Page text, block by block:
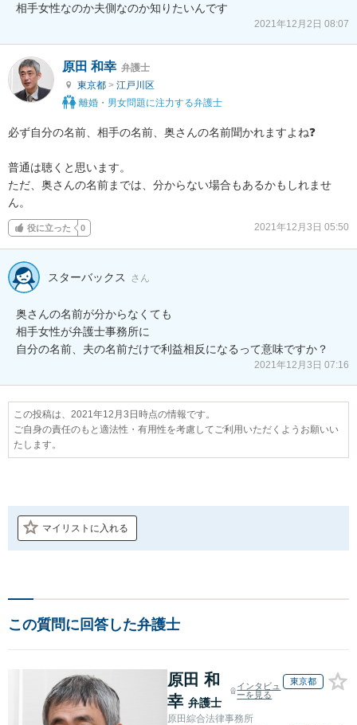
相手女性なのか夫側なのか知りたいんです
2021年12月2日 08:07
原田 和幸 弁護士
東京都 > 江戸川区
離婚・男女問題に注力する弁護士
必ず自分の名前、相手の名前、奥さんの名前聞かれますよね❓
普通は聴くと思います。
ただ、奥さんの名前までは、分からない場合もあるかもしれませ
ん。
役に立った 0 2021年12月3日 05:50
スターバックス さん
奥さんの名前が分からなくても
相手女性が弁護士事務所に
自分の名前、夫の名前だけで利益相反になるって意味ですか？
2021年12月3日 07:16
この投稿は、2021年12月3日時点の情報です。
ご自身の責任のもと適法性・有用性を考慮してご利用いただくようお願いい
たします。
マイリストに入れる
この質問に回答した弁護士
原田 和
幸 弁護士
インタビュ
ーを見る
東京都
原田綜合法律事務所